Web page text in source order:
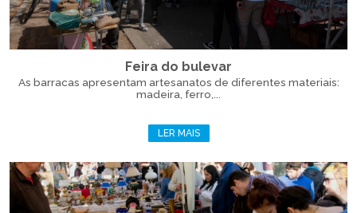
Feira do bulevar
As barracas apresentam artesanatos de diferentes materiais:
madeira, ferro,...
LER MAIS